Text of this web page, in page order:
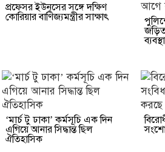
প্রফেসর ইউনূসের সঙ্গে দক্ষিণ
কোরিয়ার বাণিজ্যমন্ত্রীর সাক্ষাৎ
‘মার্চ টু ঢাকা’ কর্মসূচি এক দিন
এগিয়ে আনার সিদ্ধান্ত ছিল
ঐতিহাসিক